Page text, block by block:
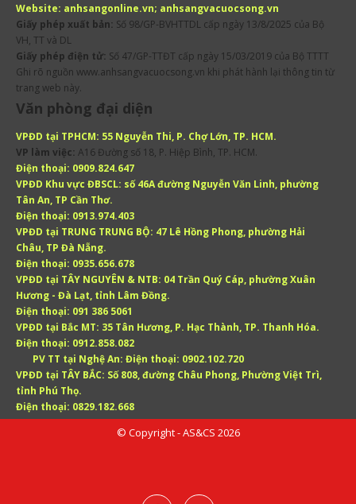
Website: anhsangonline.vn; anhsangvacuocsong.vn
Giấy phép xuất bản: Số 98/GP-BVHTTDL cấp ngày 13/8/2025 của Bộ
VH, TT và DL
Giấy phép điện tử: Số 47/GP-TTĐT cấp ngày 15/03/2019 của Bộ TTTT
Ghi rõ nguồn www.anhsangvacuocsong.vn khi phát hành lại thông tin từ
trang web này.
Văn phòng đại diện
VPĐD tại TPHCM: 55 Nguyễn Thi, P. Chợ Lớn, TP. HCM.
VP làm việc: A16 Đường số 18, P. Hiệp Bình, TP. HCM.
Điện thoại: 0909.824.647
VPĐD Khu vực ĐBSCL: số 46A đường Nguyễn Văn Linh, phường
Tân An, TP Cần Thơ.
Điện thoại: 0913.974.403
VPĐD tại TRUNG TRUNG BỘ: 47 Lê Hồng Phong, phường Hải
Châu, TP Đà Nẵng.
Điện thoại: 0935.656.678
VPĐD tại TÂY NGUYÊN & NTB: 04 Trần Quý Cáp, phường Xuân
Hương - Đà Lạt, tỉnh Lâm Đồng.
Điện thoại: 091 386 5061
VPĐD tại Bắc MT: 35 Tân Hương, P. Hạc Thành, TP. Thanh Hóa.
Điện thoại: 0912.858.082
PV TT tại Nghệ An: Điện thoại: 0902.102.720
VPĐD tại TÂY BẮC: Số 808, đường Châu Phong, Phường Việt Trì,
tỉnh Phú Thọ.
Điện thoại: 0829.182.668
© Copyright - AS&CS 2026